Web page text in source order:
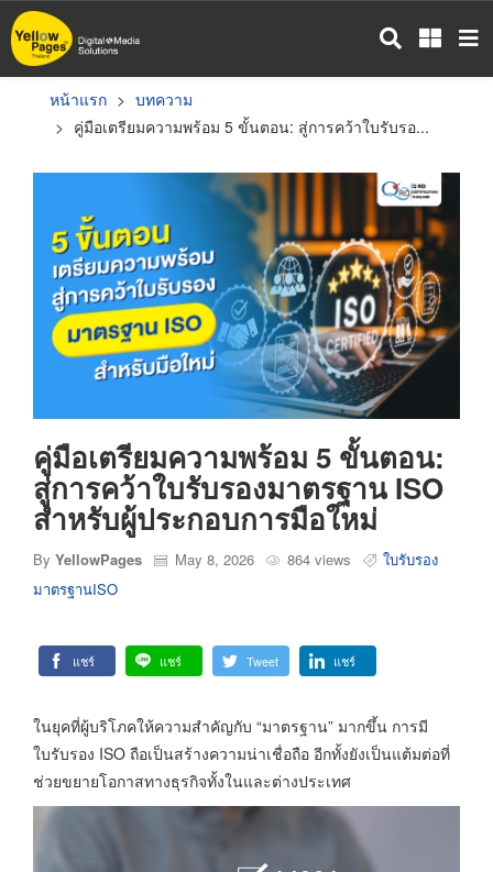
ข้าม
ไป
หน้าแรก
บทความ
คู่มือเตรียมความพร้อม 5 ขั้นตอน: สู่การคว้าใบรับรอ...
คู่มือเตรียมความพร้อม 5 ขั้นตอน:
สู่การคว้าใบรับรองมาตรฐาน ISO
สำหรับผู้ประกอบการมือใหม่
By YellowPages May 8, 2026 864 views
ใบรับรอง
มาตรฐานISO
แชร์ แชร์ Tweet แชร์
ในยุคที่ผู้บริโภคให้ความสำคัญกับ “มาตรฐาน” มากขึ้น การมี
ใบรับรอง ISO ถือเป็นสร้างความน่าเชื่อถือ อีกทั้งยังเป็นแต้มต่อที่
ช่วยขยายโอกาสทางธุรกิจทั้งในและต่างประเทศ